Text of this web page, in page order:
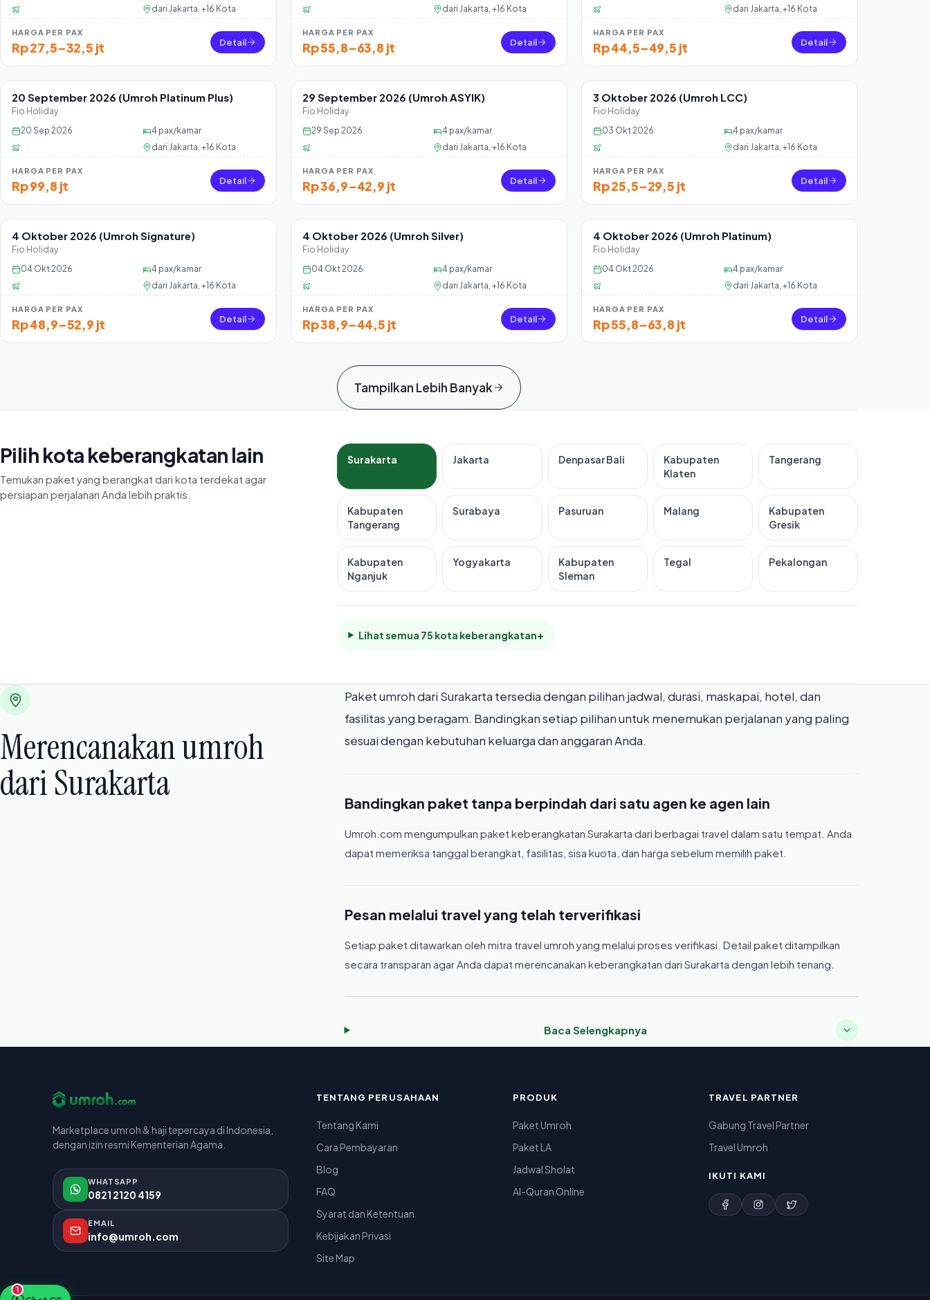
dari Jakarta, +16 Kota
HARGA PER PAX
Rp 27,5–32,5 jt Detail
dari Jakarta, +16 Kota
HARGA PER PAX
Rp 55,8–63,8 jt Detail
dari Jakarta, +16 Kota
HARGA PER PAX
Rp 44,5–49,5 jt Detail
Sisa 25 seat
20 September 2026 (Umroh Platinum Plus)
Fio Holiday
20 Sep 2026
4 pax/kamar
dari Jakarta, +16 Kota
HARGA PER PAX
Rp 99,8 jt Detail
Sisa 39 seat
29 September 2026 (Umroh ASYIK)
Fio Holiday
29 Sep 2026
4 pax/kamar
dari Jakarta, +16 Kota
HARGA PER PAX
Rp 36,9–42,9 jt Detail
Sisa 39 seat
3 Oktober 2026 (Umroh LCC)
Fio Holiday
03 Okt 2026
4 pax/kamar
dari Jakarta, +16 Kota
HARGA PER PAX
Rp 25,5–29,5 jt Detail
Sisa 24 seat
4 Oktober 2026 (Umroh Signature)
Fio Holiday
04 Okt 2026
4 pax/kamar
dari Jakarta, +16 Kota
HARGA PER PAX
Rp 48,9–52,9 jt Detail
Sisa 24 seat
4 Oktober 2026 (Umroh Silver)
Fio Holiday
04 Okt 2026
4 pax/kamar
dari Jakarta, +16 Kota
HARGA PER PAX
Rp 38,9–44,5 jt Detail
Sisa 39 seat
4 Oktober 2026 (Umroh Platinum)
Fio Holiday
04 Okt 2026
4 pax/kamar
dari Jakarta, +16 Kota
HARGA PER PAX
Rp 55,8–63,8 jt Detail
Tampilkan Lebih Banyak
Pilih kota keberangkatan lain
Temukan paket yang berangkat dari kota terdekat agar
persiapan perjalanan Anda lebih praktis.
Surakarta Jakarta Denpasar Bali
Kabupaten
Klaten
Tangerang
Kabupaten
Tangerang
Surabaya Pasuruan Malang
Kabupaten
Gresik
Kabupaten
Nganjuk
Yogyakarta
Kabupaten
Sleman
Tegal Pekalongan
Lihat semua 75 kota keberangkatan+
Merencanakan umroh
dari Surakarta
Paket umroh dari Surakarta tersedia dengan pilihan jadwal, durasi, maskapai, hotel, dan
fasilitas yang beragam. Bandingkan setiap pilihan untuk menemukan perjalanan yang paling
sesuai dengan kebutuhan keluarga dan anggaran Anda.
Bandingkan paket tanpa berpindah dari satu agen ke agen lain
Umroh.com mengumpulkan paket keberangkatan Surakarta dari berbagai travel dalam satu tempat. Anda
dapat memeriksa tanggal berangkat, fasilitas, sisa kuota, dan harga sebelum memilih paket.
Pesan melalui travel yang telah terverifikasi
Setiap paket ditawarkan oleh mitra travel umroh yang melalui proses verifikasi. Detail paket ditampilkan
secara transparan agar Anda dapat merencanakan keberangkatan dari Surakarta dengan lebih tenang.
Baca Selengkapnya
Marketplace umroh & haji tepercaya di Indonesia,
dengan izin resmi Kementerian Agama.
WHATSAPP
0821 2120 4159
EMAIL
info@umroh.com
TENTANG PERUSAHAAN
Tentang Kami
Cara Pembayaran
Blog
FAQ
Syarat dan Ketentuan
Kebijakan Privasi
Site Map
PRODUK
Paket Umroh
Paket LA
Jadwal Sholat
Al-Quran Online
TRAVEL PARTNER
Gabung Travel Partner
Travel Umroh
IKUTI KAMI
1